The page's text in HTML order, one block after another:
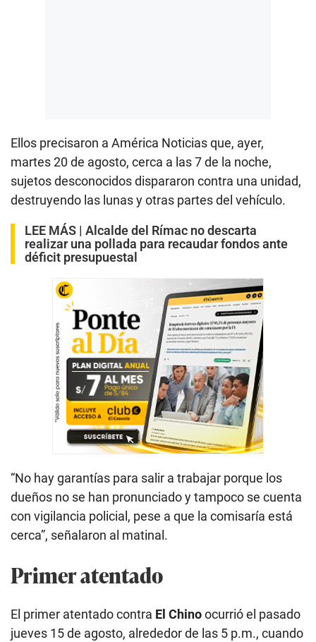
Ellos precisaron a América Noticias que, ayer,
martes 20 de agosto, cerca a las 7 de la noche,
sujetos desconocidos dispararon contra una unidad,
destruyendo las lunas y otras partes del vehículo.
LEE MÁS | Alcalde del Rímac no descarta
realizar una pollada para recaudar fondos ante
déficit presupuestal
“No hay garantías para salir a trabajar porque los
dueños no se han pronunciado y tampoco se cuenta
con vigilancia policial, pese a que la comisaría está
cerca”, señalaron al matinal.
Primer atentado
El primer atentado contra El Chinoocurrió el pasado
jueves 15 de agosto, alrededor de las 5 p.m., cuando